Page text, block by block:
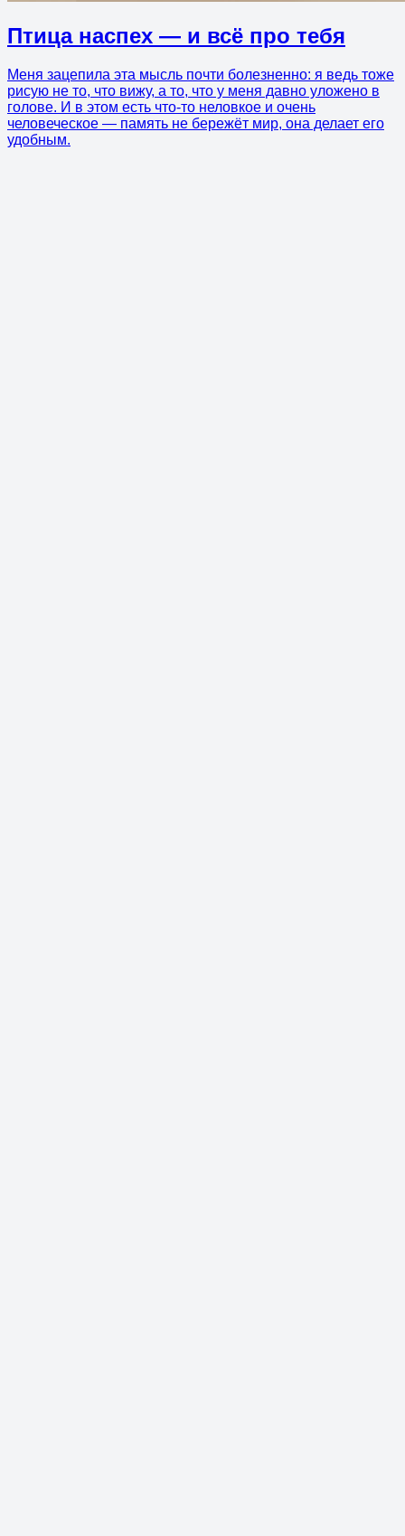
Птица наспех — и всё про тебя
Меня зацепила эта мысль почти болезненно: я ведь тоже
рисую не то, что вижу, а то, что у меня давно уложено в
голове. И в этом есть что-то неловкое и очень
человеческое — память не бережёт мир, она делает его
удобным.